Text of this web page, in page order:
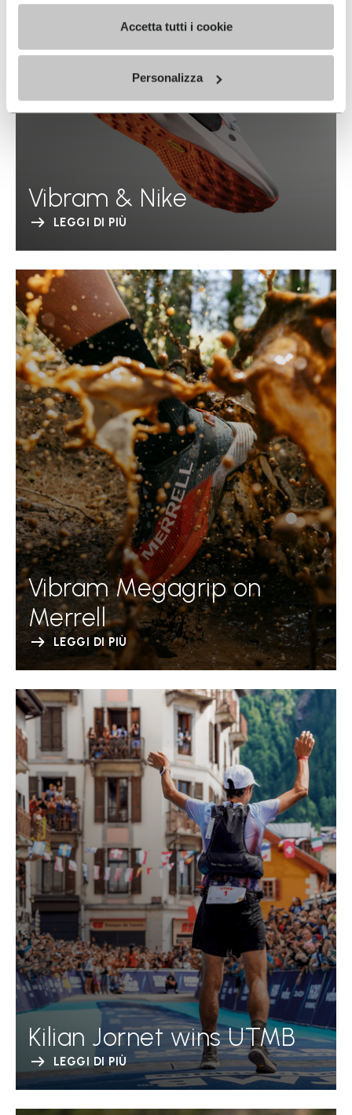
Accetta tutti i cookie
Personalizza
Vibram & Nike
LEGGI DI PIÙ
Vibram Megagrip on
Merrell
LEGGI DI PIÙ
Kilian Jornet wins UTMB
LEGGI DI PIÙ